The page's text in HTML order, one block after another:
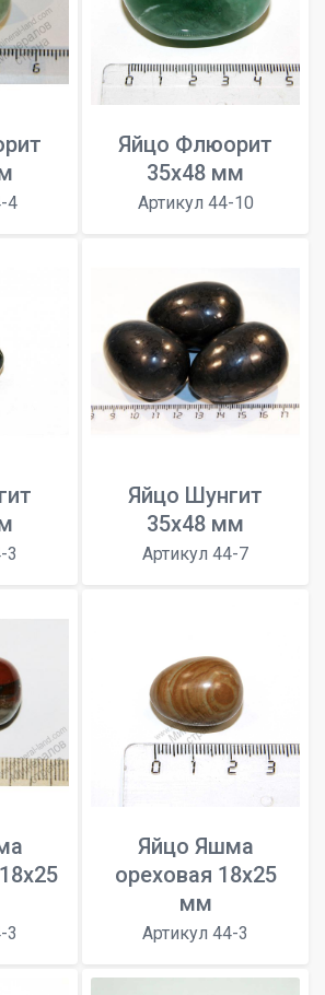
4
Яйцо Флюорит
35х48 мм
Артикул 44-10
3
Яйцо Шунгит
35х48 мм
Артикул 44-7
3
Яйцо Яшма
ореховая 18х25
мм
Артикул 44-3